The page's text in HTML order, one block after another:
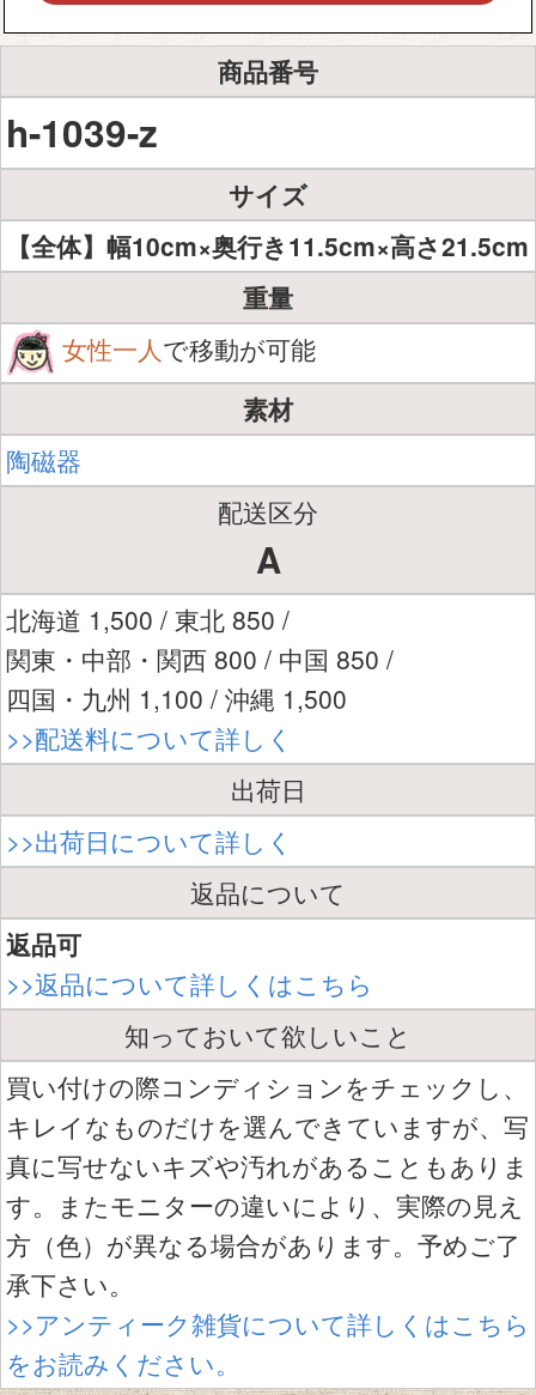
商品番号
h-1039-z
サイズ
【全体】幅10cm×奥行き11.5cm×高さ21.5cm
重量
女性一人で移動が可能
素材
陶磁器
配送区分
A
北海道 1,500 / 東北 850 /
関東・中部・関西 800 / 中国 850 /
四国・九州 1,100 / 沖縄 1,500
>>配送料について詳しく
出荷日
>>出荷日について詳しく
返品について
返品可
>>返品について詳しくはこちら
知っておいて欲しいこと
買い付けの際コンディションをチェックし、
キレイなものだけを選んできていますが、写
真に写せないキズや汚れがあることもありま
す。またモニターの違いにより、実際の見え
方（色）が異なる場合があります。予めご了
承下さい。
>>アンティーク雑貨について詳しくはこちら
をお読みください。